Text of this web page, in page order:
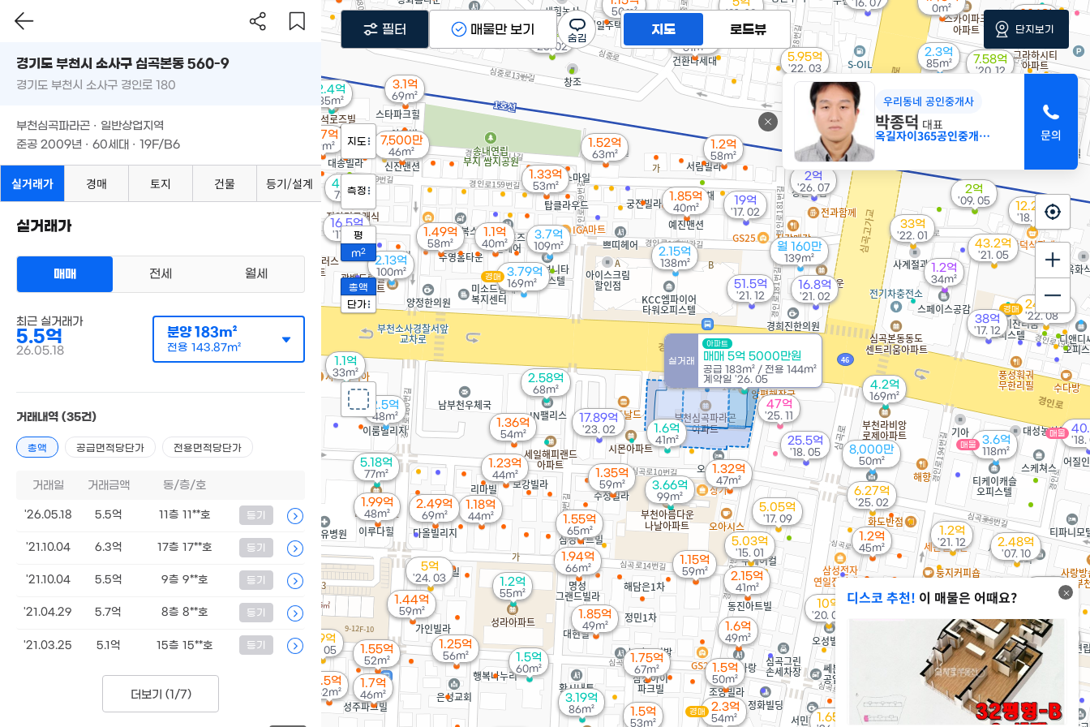
2.3억
54m²
경매
3.79억
169m²
경매
1.99억
48m²
월 160만
139m²
50m²
경매
24.79억
'22. 08
경매
2억
'26. 07
1.2억
34m²
2.4억
85m²
1.23억
44m²
1.52억
63m²
실거래
아파트
매매 5억 5000만원
공급 183m² / 전용 144m²
계약일 '26. 05
2.15억
41m²
3.66억
99m²
1.35억
59m²
1.15억
59m²
7,500만
46m²
1.65억
1.2억
45m²
2.15억
138m²
1.55억
52m²
4.8억
73m²
3.6억
118m²
매물
월 65만
61m²
2.13억
100m²
1.33억
53m²
1.6억
41m²
47억
'25. 11
8,000만
50m²
'18.
매물
1.2억
58m²
1.25억
56m²
3.19억
86m²
1.18억
44m²
1.44억
59m²
1.1억
29m²
1.94억
66m²
20억
'25. 02
1.7억
6.27억
'25. 02
2.3억
85m²
1.55억
65m²
1.1억
40m²
2.58억
68m²
1.5억
50m²
5억
'24. 03 1.2억
55m²
4.2억
169m²
1.5억
53m²
17.89억
'23. 02
3.1억
69m²
7.68억
'22. 07
2.49억
69m²
1.85억
40m²
1.36억
54m²
1.7억
46m²
1.5억
62m²
1.49억
58m²
5.95억
'22. 03
2.5억
48m²
33억
'22. 01
1.31억
38m²
1.2억
'21. 12
51.5억
'21. 12
5.18억
77m²
3.7억
109m²
1.75억
67m²
43.2억
'21. 05
1.32억
47m²
1.5억
60m²
1.6억
49m²
'21. 02
16.8억
'21. 02
7.58억
'20. 12
1.7억
41m²
10억
'20. 04
1.85억
49m²
1.67억
69m²
25.5억
'18. 05
50m²
12.2억
'18. 04
38억
'17. 12
5.05억
'17. 09
3.9억
'17. 05
16.5억
'17. 04
19억
'17. 02
0m²
'16. 07
1.1억
33m²
8.8억
5.03억
'15. 01
2억
'09. 05
2.48억
'07. 10
디스코 추천! 이 매물은 어때요?
우리동네 공인중개사
박종덕 대표
옥길자이365공인중개사사무소
지도 로드뷰
지도
측정
평
m2
총액
단가
필터 매물만 보기 단지보기
경기도 부천시 소사구 심곡본동 560-9
경기도 부천시 소사구 경인로 180
부천심곡파라곤 · 일반상업지역
준공 2009년 · 60세대 · 19F/B6
실거래가 경매 토지 건물 등기/설계
실거래가
매매 전세 월세
최근 실거래가
5.5억
26.05.18
분양183m²
전용 143.87m²
거래내역 (35건)
총액 공급면적당단가 전용면적당단가
거래일 거래금액 동/층/호
'26.05.18 5.5억 11층 11**호 등기
'21.10.04 6.3억 17층 17**호 등기
'21.10.04 5.5억 9층 9**호 등기
'21.04.29 5.7억 8층 8**호 등기
'21.03.25 5.1억 15층 15**호 등기
더보기 (1/7)